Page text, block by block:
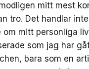
mitt mest
tro. Det handlar
om mitt personliga
som jag har
bara som en